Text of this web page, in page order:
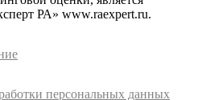
РА» www.raexpert.ru.
персональных данных